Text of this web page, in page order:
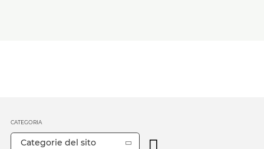
CATEGORIA
Categorie del sito